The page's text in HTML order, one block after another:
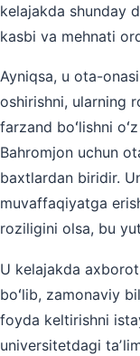
kelajakda shunday
kasbi va mehnati
Ayniqsa, u ota-
oshirishni, ularning
farzand boʻlishni
Bahromjon uchun
baxtlardan biridir.
muvaffaqiyatga
roziligini olsa, bu
U kelajakda
boʻlib, zamonaviy
foyda keltirishni
universitetdagi